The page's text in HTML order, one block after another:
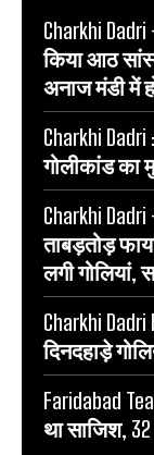
Charkhi
किया आठ
अनाज मंडी में
Charkhi
गोलीकांड का
Charkhi
ताबड़तोड़
लगी गोलियां,
Charkhi Dadri
दिनदहाड़े
Faridabad
था साजिश,